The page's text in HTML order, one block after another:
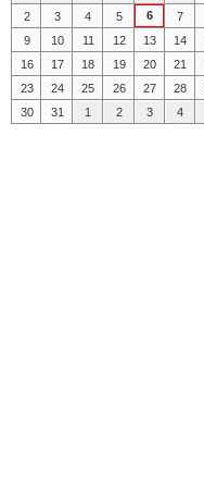
2
3 4 5 6 7
9
10 11 12 13 14
16
17 18 19 20 21
23
24 25 26 27 28
30
31 1 2 3 4